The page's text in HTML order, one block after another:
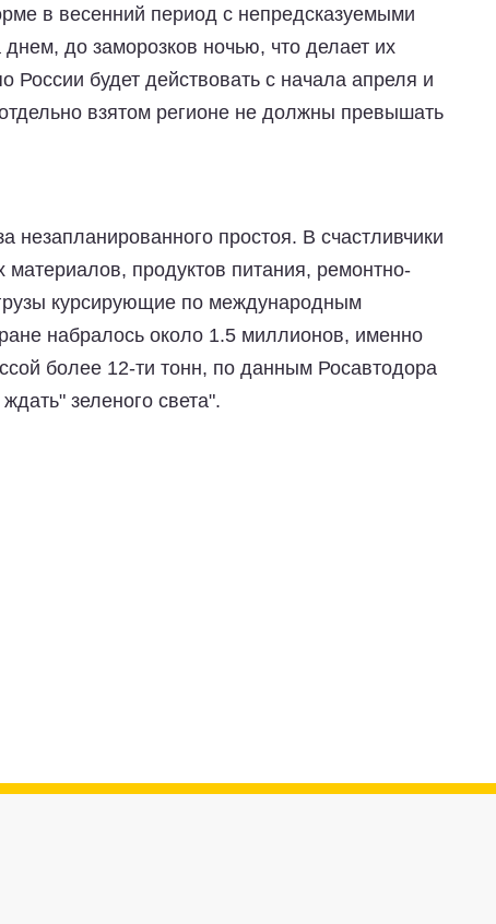
в весенний период с непредсказуемыми
до заморозков ночью, что делает их
России будет действовать с начала апреля и
взятом регионе не должны превышать
незапланированного простоя. В счастливчики
продуктов питания, ремонтно-
курсирующие по международным
набралось около 1.5 миллионов, именно
более 12-ти тонн, по данным Росавтодора
зеленого света".